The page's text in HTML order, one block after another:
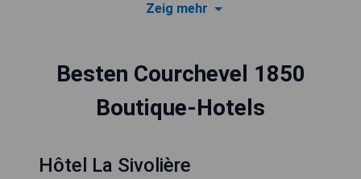
Zeig mehr
Besten Courchevel 1850
Boutique-Hotels
Hôtel La Sivolière